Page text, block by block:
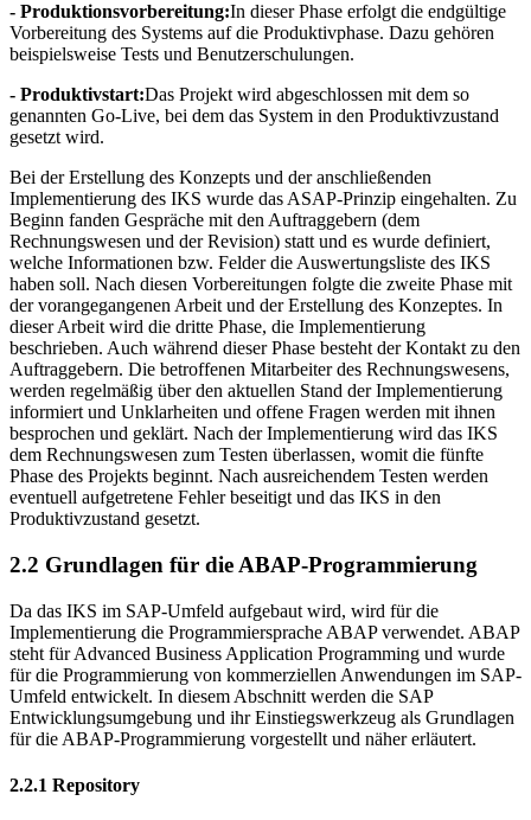
- Produktionsvorbereitung:In dieser Phase erfolgt die endgültige
Vorbereitung des Systems auf die Produktivphase. Dazu gehören
beispielsweise Tests und Benutzerschulungen.
- Produktivstart:Das Projekt wird abgeschlossen mit dem so
genannten Go-Live, bei dem das System in den Produktivzustand
gesetzt wird.
Bei der Erstellung des Konzepts und der anschließenden
Implementierung des IKS wurde das ASAP-Prinzip eingehalten. Zu
Beginn fanden Gespräche mit den Auftraggebern (dem
Rechnungswesen und der Revision) statt und es wurde definiert,
welche Informationen bzw. Felder die Auswertungsliste des IKS
haben soll. Nach diesen Vorbereitungen folgte die zweite Phase mit
der vorangegangenen Arbeit und der Erstellung des Konzeptes. In
dieser Arbeit wird die dritte Phase, die Implementierung
beschrieben. Auch während dieser Phase besteht der Kontakt zu den
Auftraggebern. Die betroffenen Mitarbeiter des Rechnungswesens,
werden regelmäßig über den aktuellen Stand der Implementierung
informiert und Unklarheiten und offene Fragen werden mit ihnen
besprochen und geklärt. Nach der Implementierung wird das IKS
dem Rechnungswesen zum Testen überlassen, womit die fünfte
Phase des Projekts beginnt. Nach ausreichendem Testen werden
eventuell aufgetretene Fehler beseitigt und das IKS in den
Produktivzustand gesetzt.
2.2 Grundlagen für die ABAP-Programmierung
Da das IKS im SAP-Umfeld aufgebaut wird, wird für die
Implementierung die Programmiersprache ABAP verwendet. ABAP
steht für Advanced Business Application Programming und wurde
für die Programmierung von kommerziellen Anwendungen im SAP-
Umfeld entwickelt. In diesem Abschnitt werden die SAP
Entwicklungsumgebung und ihr Einstiegswerkzeug als Grundlagen
für die ABAP-Programmierung vorgestellt und näher erläutert.
2.2.1 Repository